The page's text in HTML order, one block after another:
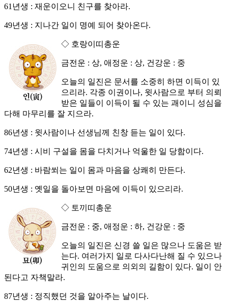
61년생 : 재운이오니 친구를 찾아라.
49년생 : 지나간 일이 명예 되어 찾아온다.
◇ 호랑이띠총운
금전운 : 상, 애정운 : 상, 건강운 : 중
오늘의 일진은 문서를 소중히 하면 이득이 있
으리라. 각종 이권이나, 윗사람으로 부터 의뢰
받은 일들이 이득이 될 수 있는 괘이니 성심을
다해 마무리를 잘 지으라.
86년생 : 윗사람이나 선생님께 친창 듣는 일이 있다.
74년생 : 시비 구설을 몸을 다치거나 억울한 일 당함이다.
62년생 : 바람쐬는 일이 몸과 마음을 상쾌히 만든다.
50년생 : 옛일을 돌아보면 마음에 이득이 있으리라.
◇ 토끼띠총운
금전운 : 중, 애정운 : 하, 건강운 : 중
오늘의 일진은 신경 쓸 일은 많으나 도움은 받
는다. 여러가지 일로 다사다난해 질 수 있으나
귀인의 도움으로 의외의 길함이 있다. 일이 안
된다고 자책말라.
87년생 : 정직했던 것을 알아주는 날이다.